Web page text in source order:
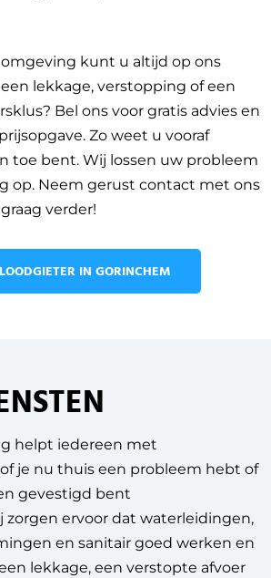
kunt u altijd op ons
lekkage, verstopping of een
Bel ons voor gratis advies en
Zo weet u vooraf
toe bent. Wij lossen uw probleem
op. Neem gerust contact met ons
verder!
IN GORINCHEM
helpt iedereen met
je nu thuis een probleem hebt of
gevestigd bent
zorgen ervoor dat waterleidingen,
en sanitair goed werken en
lekkage, een verstopte afvoer